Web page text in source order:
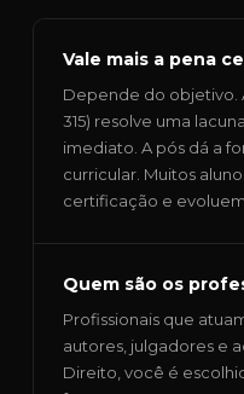
Vale mais a pena
Depende do objetivo.
315) resolve uma
imediato. A pós dá a
curricular. Muitos
certificação e evoluem
Quem são os
Profissionais que
autores, julgadores e
Direito, você é